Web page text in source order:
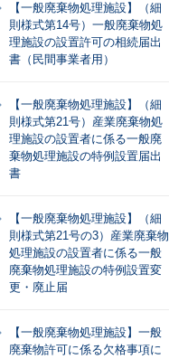
【一般廃棄物処理施設】（細
則様式第14号）一般廃棄物処
理施設の設置許可の相続届出
書（民間事業者用）
【一般廃棄物処理施設】（細
則様式第21号）産業廃棄物処
理施設の設置者に係る一般廃
棄物処理施設の特例設置届出
書
【一般廃棄物処理施設】（細
則様式第21号の3）産業廃棄物
処理施設の設置者に係る一般
廃棄物処理施設の特例設置変
更・廃止届
【一般廃棄物処理施設】一般
廃棄物許可に係る欠格事項に